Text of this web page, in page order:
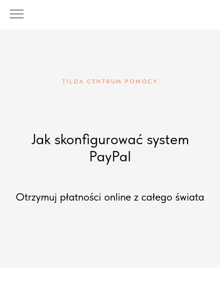
TILDA CENTRUM POMOCY
Jak skonfigurować system
PayPal
Otrzymuj płatności online z całego świata